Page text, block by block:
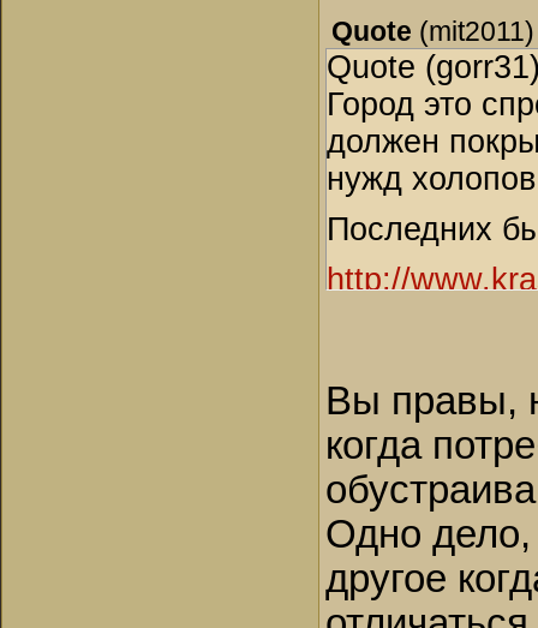
Quote (mit2011)
Quote
Город это
должен
нужд
Последних
http://
Вы правы,
когда
Одно дело,
другое